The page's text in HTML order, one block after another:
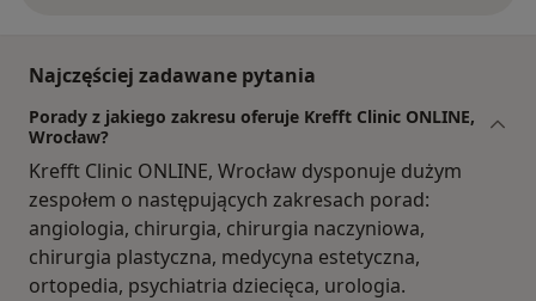
Najczęściej zadawane pytania
Porady z jakiego zakresu oferuje Krefft Clinic ONLINE,
Wrocław?
Krefft Clinic ONLINE, Wrocław dysponuje dużym
zespołem o następujących zakresach porad:
angiologia, chirurgia, chirurgia naczyniowa,
chirurgia plastyczna, medycyna estetyczna,
ortopedia, psychiatria dziecięca, urologia.